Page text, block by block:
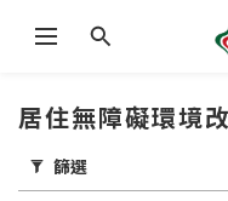
居住無障礙環境
篩選